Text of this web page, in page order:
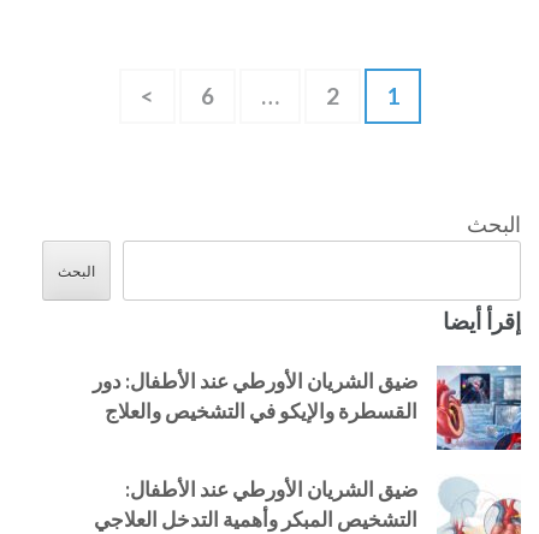
صفحة1 صفحة
2
… صفحة
6
>
البحث
البحث
إقرأ أيضا
ضيق الشريان الأورطي عند الأطفال: دور
القسطرة والإيكو في التشخيص والعلاج
ضيق الشريان الأورطي عند الأطفال:
التشخيص المبكر وأهمية التدخل العلاجي